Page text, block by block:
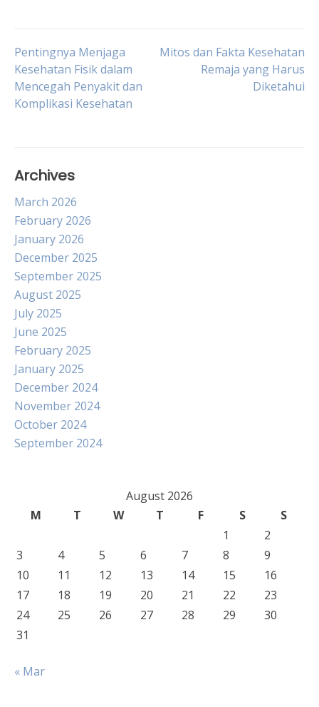
Post
navigation
Pentingnya Menjaga
Kesehatan Fisik dalam
Mencegah Penyakit dan
Komplikasi Kesehatan
Mitos dan Fakta Kesehatan
Remaja yang Harus
Diketahui
Archives
March 2026
February 2026
January 2026
December 2025
September 2025
August 2025
July 2025
June 2025
February 2025
January 2025
December 2024
November 2024
October 2024
September 2024
August 2026
M
T W T F S
S
1
2
3
4 5 6 7 8
9
10
11 12 13 14 15
16
17
18 19 20 21 22
23
24
25 26 27 28 29
30
31
« Mar